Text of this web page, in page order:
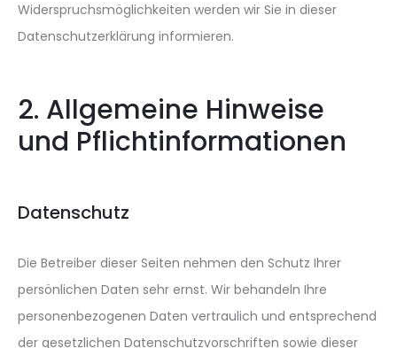
Widerspruchsmöglichkeiten werden wir Sie in dieser
Datenschutzerklärung informieren.
2. Allgemeine Hinweise
und Pflichtinformationen
Datenschutz
Die Betreiber dieser Seiten nehmen den Schutz Ihrer
persönlichen Daten sehr ernst. Wir behandeln Ihre
personenbezogenen Daten vertraulich und entsprechend
der gesetzlichen Datenschutzvorschriften sowie dieser